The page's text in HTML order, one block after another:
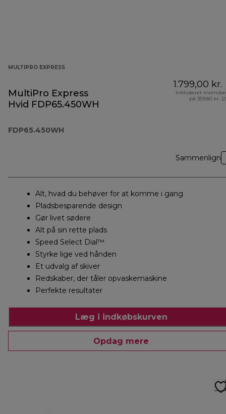
MULTIPRO EXPRESS
MultiPro Express
Hvid FDP65.450WH
FDP65.450WH
1.799,00 kr.
Inkluderet
på 359,80 kr.
Sammenlign
Alt, hvad du behøver for at komme i gang
Pladsbesparende design
Gør livet sødere
Alt på sin rette plads
Speed Select Dial™
Styrke lige ved hånden
Et udvalg af skiver
Redskaber, der tåler opvaskemaskine
Perfekte resultater
Læg i indkøbskurven
Opdag mere